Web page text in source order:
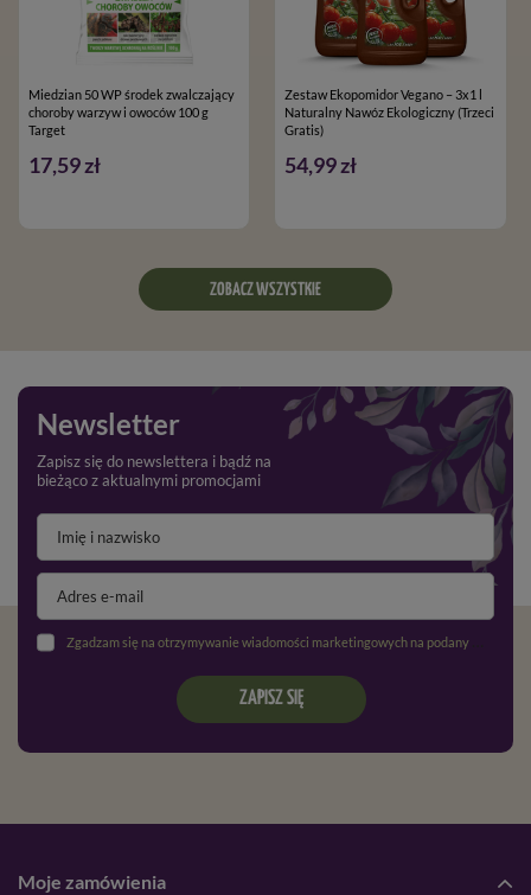
Miedzian 50 WP środek zwalczający
choroby warzyw i owoców 100 g
Target
17,59 zł
Zestaw Ekopomidor Vegano – 3x1 l
Naturalny Nawóz Ekologiczny (Trzeci
Gratis)
54,99 zł
ZOBACZ WSZYSTKIE
Newsletter
Zapisz się do newslettera i bądź na
bieżąco z aktualnymi promocjami
Zgadzam się na otrzymywanie wiadomości marketingowych na podany adres e-mail oraz przetwarzanie danych osobowych zgodnie z
ZAPISZ SIĘ
Moje zamówienia